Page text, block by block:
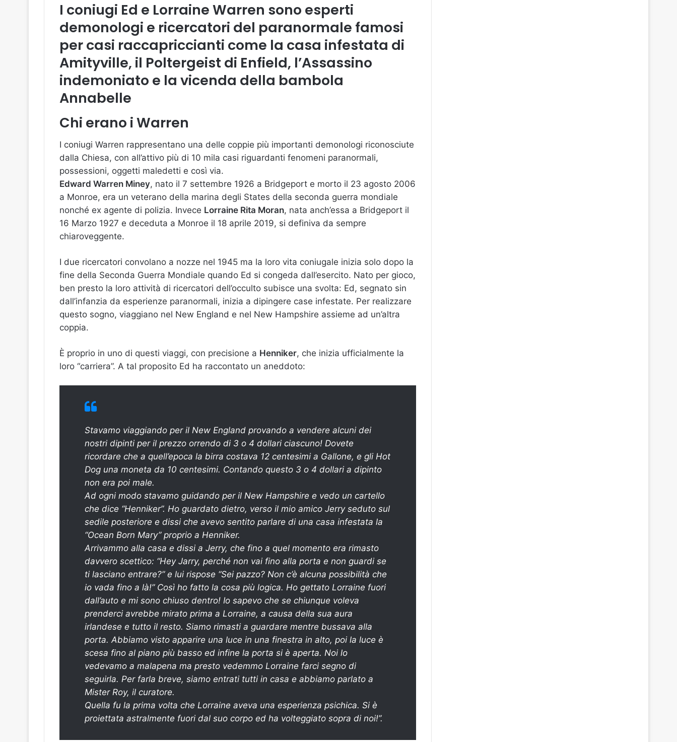
I coniugi Ed e Lorraine Warren sono esperti
demonologi e ricercatori del paranormale famosi
per casi raccapriccianti come la casa infestata di
Amityville, il Poltergeist di Enfield, l’Assassino
indemoniato e la vicenda della bambola
Annabelle
Chi erano i Warren
I coniugi Warren rappresentano una delle coppie più importanti demonologi riconosciute
dalla Chiesa, con all’attivo più di 10 mila casi riguardanti fenomeni paranormali,
possessioni, oggetti maledetti e così via.
Edward Warren Miney, nato il 7 settembre 1926 a Bridgeport e morto il 23 agosto 2006
a Monroe, era un veterano della marina degli States della seconda guerra mondiale
nonché ex agente di polizia. Invece Lorraine Rita Moran, nata anch’essa a Bridgeport il
16 Marzo 1927 e deceduta a Monroe il 18 aprile 2019, si definiva da sempre
chiaroveggente.
I due ricercatori convolano a nozze nel 1945 ma la loro vita coniugale inizia solo dopo la
fine della Seconda Guerra Mondiale quando Ed si congeda dall’esercito. Nato per gioco,
ben presto la loro attività di ricercatori dell’occulto subisce una svolta: Ed, segnato sin
dall’infanzia da esperienze paranormali, inizia a dipingere case infestate. Per realizzare
questo sogno, viaggiano nel New England e nel New Hampshire assieme ad un’altra
coppia.
È proprio in uno di questi viaggi, con precisione a Henniker, che inizia ufficialmente la
loro “carriera”. A tal proposito Ed ha raccontato un aneddoto:
Stavamo viaggiando per il New England provando a vendere alcuni dei
nostri dipinti per il prezzo orrendo di 3 o 4 dollari ciascuno! Dovete
ricordare che a quell’epoca la birra costava 12 centesimi a Gallone, e gli Hot
Dog una moneta da 10 centesimi. Contando questo 3 o 4 dollari a dipinto
non era poi male.
Ad ogni modo stavamo guidando per il New Hampshire e vedo un cartello
che dice “Henniker”. Ho guardato dietro, verso il mio amico Jerry seduto sul
sedile posteriore e dissi che avevo sentito parlare di una casa infestata la
“Ocean Born Mary” proprio a Henniker.
Arrivammo alla casa e dissi a Jerry, che fino a quel momento era rimasto
davvero scettico: “Hey Jarry, perché non vai fino alla porta e non guardi se
ti lasciano entrare?” e lui rispose “Sei pazzo? Non c’è alcuna possibilità che
io vada fino a là!” Così ho fatto la cosa più logica. Ho gettato Lorraine fuori
dall’auto e mi sono chiuso dentro! Io sapevo che se chiunque voleva
prenderci avrebbe mirato prima a Lorraine, a causa della sua aura
irlandese e tutto il resto. Siamo rimasti a guardare mentre bussava alla
porta. Abbiamo visto apparire una luce in una finestra in alto, poi la luce è
scesa fino al piano più basso ed infine la porta si è aperta. Noi lo
vedevamo a malapena ma presto vedemmo Lorraine farci segno di
seguirla. Per farla breve, siamo entrati tutti in casa e abbiamo parlato a
Mister Roy, il curatore.
Quella fu la prima volta che Lorraine aveva una esperienza psichica. Si è
proiettata astralmente fuori dal suo corpo ed ha volteggiato sopra di noi!”.